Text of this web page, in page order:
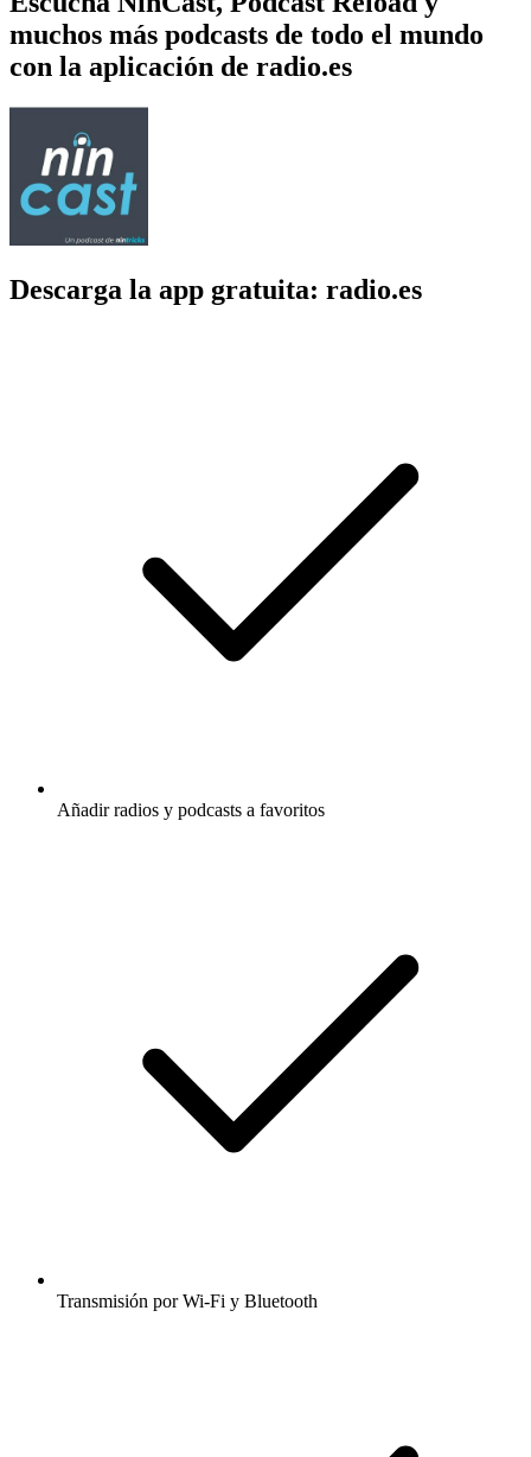
muchos más podcasts de todo el mundo
con la aplicación de radio.es
Descarga la app gratuita: radio.es
Añadir radios y podcasts a favoritos
Transmisión por Wi-Fi y Bluetooth